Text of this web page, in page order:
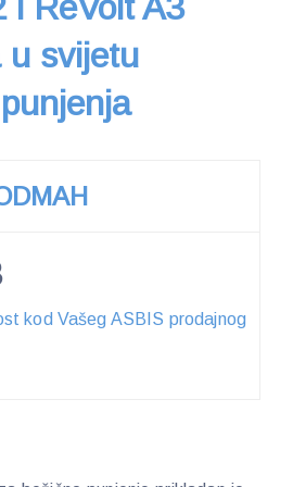
u svijetu
kod Vašeg ASBIS prodajnog